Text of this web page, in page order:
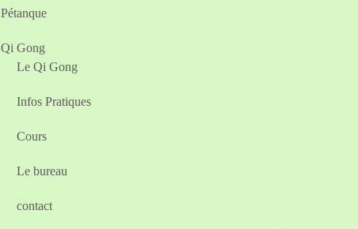
Pétanque
Qi Gong
Le Qi Gong
Infos Pratiques
Cours
Le bureau
contact